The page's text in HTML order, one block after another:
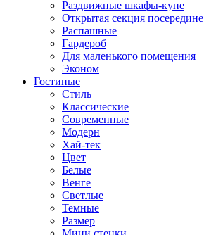
Раздвижные шкафы-купе
Открытая секция посередине
Распашные
Гардероб
Для маленького помещения
Эконом
Гостиные
Стиль
Классические
Современные
Модерн
Хай-тек
Цвет
Белые
Венге
Светлые
Темные
Размер